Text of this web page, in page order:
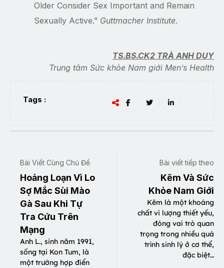
Older Consider Sex Important and Remain
Sexually Active.” Guttmacher Institute.
TS.BS.CK2 TRÀ ANH DUY
Trung tâm Sức khỏe Nam giới Men’s Health
Tags :
Bài Viết Cùng Chủ Đề
Hoảng Loạn Vì Lo
Sợ Mắc Sùi Mào
Gà Sau Khi Tự
Tra Cứu Trên
Mạng
Anh L., sinh năm 1991,
sống tại Kon Tum, là
một trường hợp điển
Bài viết tiếp theo
Kẽm Và Sức
Khỏe Nam Giới
Kẽm là một khoáng
chất vi lượng thiết yếu,
đóng vai trò quan
trọng trong nhiều quá
trình sinh lý ở cơ thể,
đặc biệt…